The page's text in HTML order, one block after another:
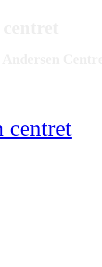
centret